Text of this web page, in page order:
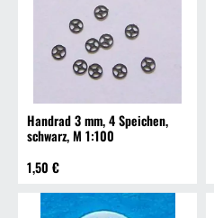
Handrad 3 mm, 4 Speichen,
schwarz, M 1:100
1,50 €